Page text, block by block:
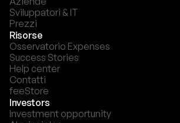
Sviluppatori & IT
Prezzi
Risorse
Osservatorio Expenses
Success Stories
Help center
Contatti
feeStore
Investors
Investment opportunity